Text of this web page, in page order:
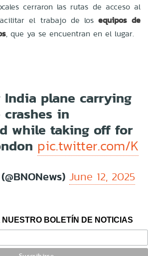
cerraron las rutas de acceso al
el trabajo de los equipos de
, que ya se encuentran en el lugar.
India plane carrying
in
while taking off for
pic.twitter.com/K
June 12, 2025
BOLETÍN DE NOTICIAS